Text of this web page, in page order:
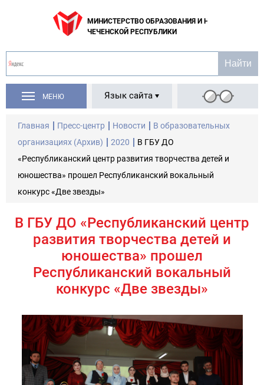
МИНИСТЕРСТВО ОБРАЗОВАНИЯ И НАУКИ
ЧЕЧЕНСКОЙ РЕСПУБЛИКИ
МЕНЮ Язык сайта
Главная Пресс-центр Новости
В образовательных
организациях (Архив)
2020
В ГБУ ДО
«Республиканский центр развития творчества детей и
юношества» прошел Республиканский вокальный
конкурс «Две звезды»
В ГБУ ДО «Республиканский центр
развития творчества детей и
юношества» прошел
Республиканский вокальный
конкурс «Две звезды»